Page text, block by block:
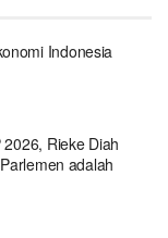
Indonesia
Rieke Diah
adalah